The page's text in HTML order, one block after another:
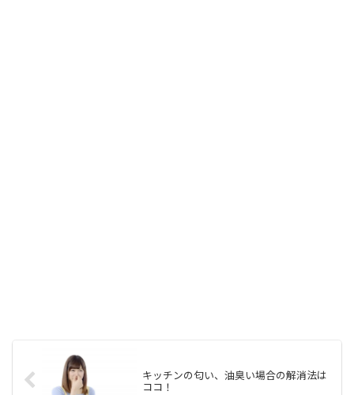
キッチンの匂い、油臭い場合の解消法は
ココ！